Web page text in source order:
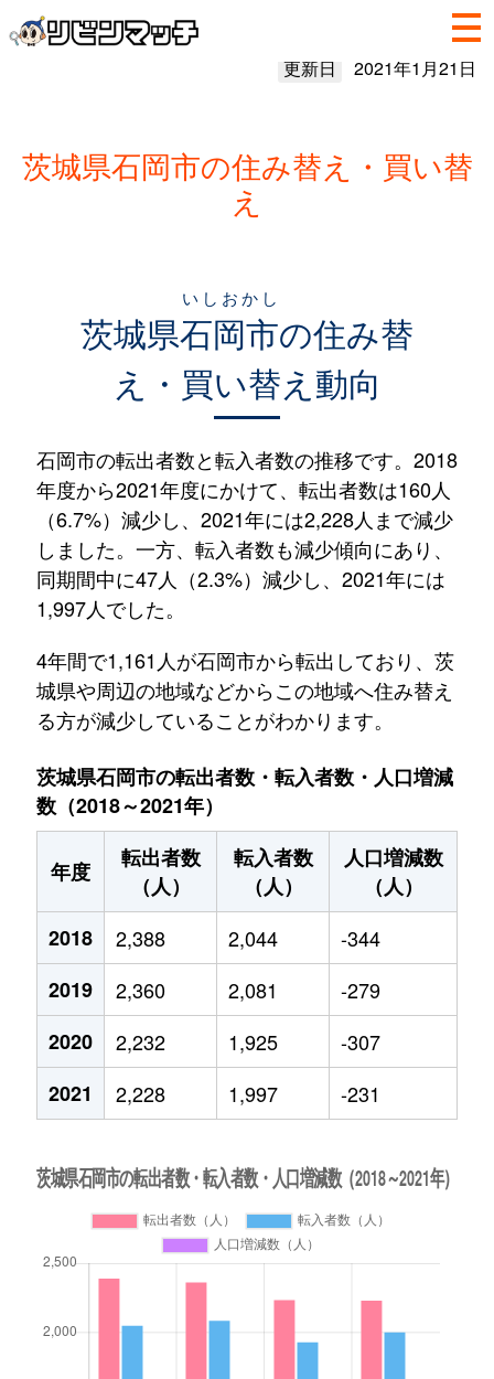
更新日 2021年1月21日
茨城県石岡市の住み替え・買い替
え
茨城県石岡市
いしおかし
の住み替
え・買い替え動向
石岡市の転出者数と転入者数の推移です。2018
年度から2021年度にかけて、転出者数は160人
（6.7%）減少し、2021年には2,228人まで減少
しました。一方、転入者数も減少傾向にあり、
同期間中に47人（2.3%）減少し、2021年には
1,997人でした。
4年間で1,161人が石岡市から転出しており、茨
城県や周辺の地域などからこの地域へ住み替え
る方が減少していることがわかります。
茨城県石岡市の転出者数・転入者数・人口増減
数（2018～2021年）
年度
転出者数
（人）
転入者数
（人）
人口増減数
（人）
2018
2,388 2,044
-344
2019
2,360 2,081
-279
2020
2,232 1,925
-307
2021
2,228 1,997 -231